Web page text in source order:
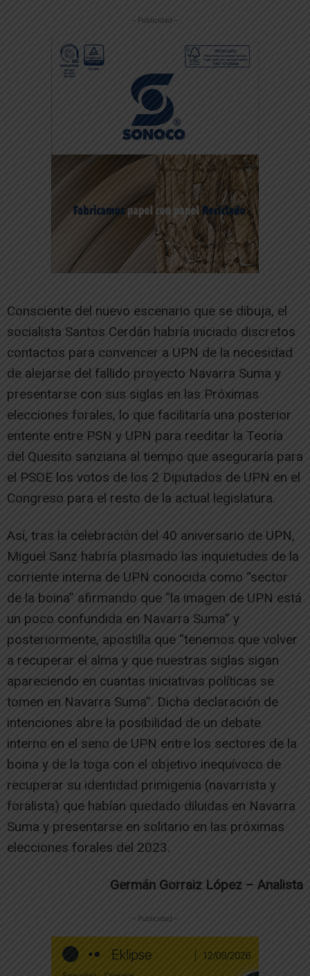
-- Publicidad --
Consciente del nuevo escenario que se dibuja, el
socialista Santos Cerdán habría iniciado discretos
contactos para convencer a UPN de la necesidad
de alejarse del fallido proyecto Navarra Suma y
presentarse con sus siglas en las Próximas
elecciones forales, lo que facilitaría una posterior
entente entre PSN y UPN para reeditar la Teoría
del Quesito sanziana al tiempo que aseguraría para
el PSOE los votos de los 2 Diputados de UPN en el
Congreso para el resto de la actual legislatura.
Así, tras la celebración del 40 aniversario de UPN,
Miguel Sanz habría plasmado las inquietudes de la
corriente interna de UPN conocida como “sector
de la boina” afirmando que “la imagen de UPN está
un poco confundida en Navarra Suma” y
posteriormente, apostilla que “tenemos que volver
a recuperar el alma y que nuestras siglas sigan
apareciendo en cuantas iniciativas políticas se
tomen en Navarra Suma”. Dicha declaración de
intenciones abre la posibilidad de un debate
interno en el seno de UPN entre los sectores de la
boina y de la toga con el objetivo inequívoco de
recuperar su identidad primigenia (navarrista y
foralista) que habían quedado diluidas en Navarra
Suma y presentarse en solitario en las próximas
elecciones forales del 2023.
Germán Gorraiz López – Analista
-- Publicidad --